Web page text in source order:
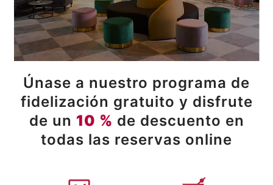
Únase a nuestro programa de
fidelización gratuito y disfrute
de un 10 % de descuento en
todas las reservas online